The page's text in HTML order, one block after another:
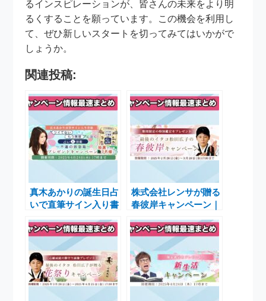
るインスピレーションが、皆さんの未来をより明
るくすることを願っています。この機会を利用し
て、ぜひ新しいスタートを切ってみてはいかがで
しょうか。
関連投稿:
真木あかりの誕生日占
いで直筆サイン入り書
籍をゲットするキャン
ペーン実施中
株式会社レンサが贈る
春彼岸キャンペーン｜
松田広子の運勢鑑定で
運を引き寄せるチャン